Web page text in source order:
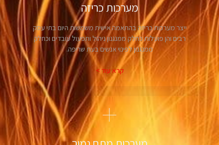
מערכות כריזה
ייצר מערכות כריזה בהתאמה אישית משמשות היום בתי עסק
רבים והן פועלות כחלק ממנגנון ניהול ותפעול עובדים וכחלק
ממנגנון לפינוי אנשים בעת שריפה.
קרא עוד >